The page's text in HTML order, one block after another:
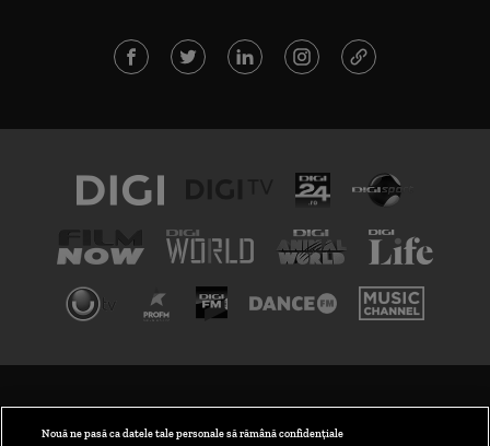
Nouă ne pasă ca datele tale personale să rămână confidențiale